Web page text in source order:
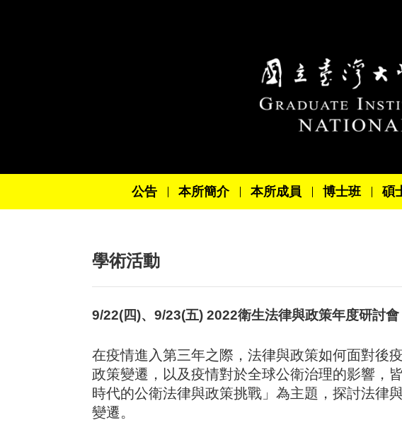
公告 本所簡介 本所成員 博士班 碩
學術活動
9/22(四)、9/23(五) 2022衛生法律與政策年度研
在疫情進入第三年之際，法律與政策如何面對後
政策變遷，以及疫情對於全球公衛治理的影響，
時代的公衛法律與政策挑戰」為主題，探討法律
變遷。